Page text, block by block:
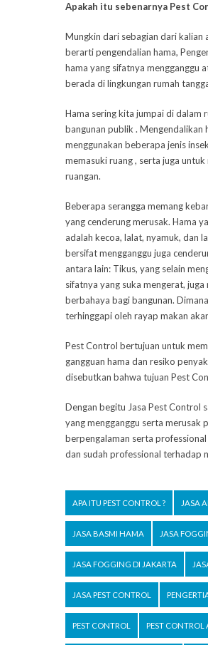
Apakah itu sebenarnya Pest
Mungkin dari sebagian dari kalian
berarti pengendalian hama,
hama yang sifatnya mengganggu
berada di lingkungan rumah
Hama sering kita jumpai di dalam
bangunan publik . Mengendalikan
menggunakan beberapa jenis
memasuki ruang , serta juga
ruangan.
Beberapa serangga memang
yang cenderung merusak. Hama
adalah kecoa, lalat, nyamuk, dan
bersifat mengganggu juga
antara lain: Tikus, yang selain
sifatnya yang suka mengerat,
berbahaya bagi bangunan.
terhinggapi oleh rayap makan
Pest Control bertujuan untuk
gangguan hama dan resiko
disebutkan bahwa tujuan Pest
Dengan begitu Jasa Pest Control
yang mengganggu serta merusak
berpengalaman serta
dan sudah professional terhadap
APA ITU PEST CONTROL ? JASA
JASA BASMI HAMA JASA
JASA FOGGING DI JAKARTA
JASA PEST CONTROL
PEST CONTROL PEST CONTROL